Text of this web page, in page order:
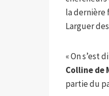
la dernière
Larguer
« On s’est
Colline de
partie du